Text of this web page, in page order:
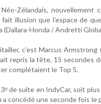
Zélandais, nouvellement
illusion que l’espace de
(Dallara-Honda / Andretti
c’est Marcus Armstrong
repris la tête, 15 secondes
complétaient le Top 5.
de suite en IndyCar, soit
concédé une seconde fois le